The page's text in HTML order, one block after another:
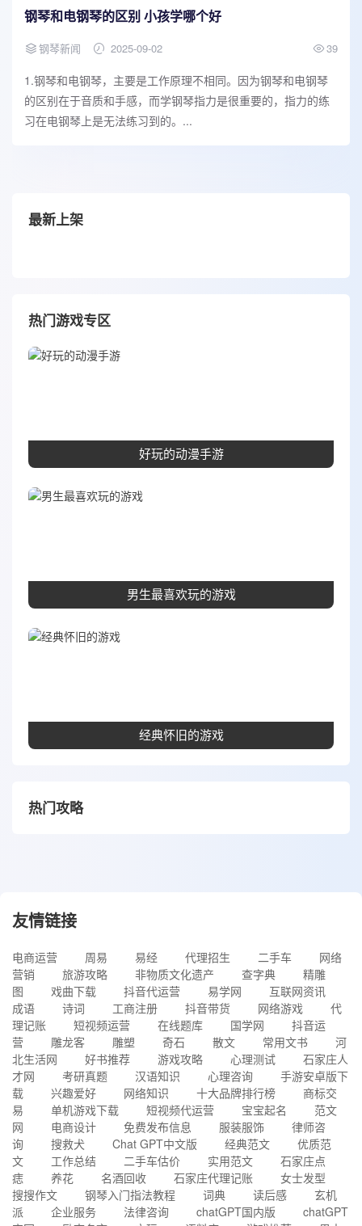
钢琴和电钢琴的区别 小孩学哪个好
钢琴新闻 2025-09-02 39
1.钢琴和电钢琴，主要是工作原理不相同。因为钢琴和电钢琴
的区别在于音质和手感，而学钢琴指力是很重要的，指力的练
习在电钢琴上是无法练习到的。...
最新上架
热门游戏专区
好玩的动漫手游
男生最喜欢玩的游戏
经典怀旧的游戏
热门攻略
友情链接
电商运营 周易 易经 代理招生 二手车
网络
营销
旅游攻略 非物质文化遗产 查字典
精雕
图
戏曲下载 抖音代运营 易学网
互联网资讯
成语
诗词 工商注册 抖音带货 网络游戏
代
理记账
短视频运营 在线题库 国学网
抖音运
营
雕龙客 雕塑 奇石 散文 常用文书
河
北生活网
好书推荐 游戏攻略 心理测试
石家庄人
才网
考研真题 汉语知识 心理咨询
手游安卓版下
载
兴趣爱好 网络知识 十大品牌排行榜
商标交
易
单机游戏下载 短视频代运营 宝宝起名
范文
网
电商设计 免费发布信息 服装服饰
律师咨
询
搜救犬 Chat GPT中文版 经典范文
优质范
文
工作总结 二手车估价 实用范文
石家庄点
痣
养花 名酒回收 石家庄代理记账
女士发型
搜搜作文
钢琴入门指法教程 词典 读后感
玄机
派
企业服务 法律咨询 chatGPT国内版
chatGPT